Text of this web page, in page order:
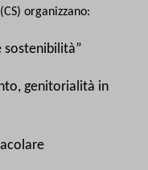
organizzano:
genitorialità in